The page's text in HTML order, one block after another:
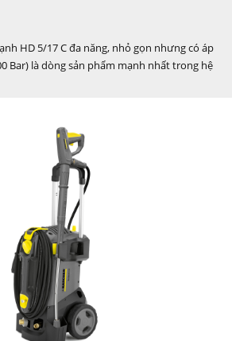
HD 5/17 C đa năng, nhỏ gọn nhưng có áp
Bar) là dòng sản phẩm mạnh nhất trong hệ